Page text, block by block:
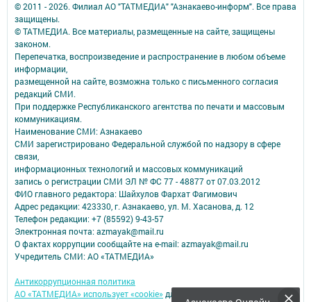
© 2011 - 2026. Филиал АО "ТАТМЕДИА" "Азнакаево-информ". Все права
защищены.
© ТАТМЕДИА. Все материалы, размещенные на сайте, защищены
законом.
Перепечатка, воспроизведение и распространение в любом объеме
информации,
размещенной на сайте, возможна только с письменного согласия
редакций СМИ.
При поддержке Республиканского агентства по печати и массовым
коммуникациям.
Наименование СМИ: Азнакаево
СМИ зарегистрировано Федеральной службой по надзору в сфере
связи,
информационных технологий и массовых коммуникаций
запись о регистрации СМИ ЭЛ № ФС 77 - 48877 от 07.03.2012
ФИО главного редактора: Шайхулов Фархат Фагимович
Адрес редакции: 423330, г. Азнакаево, ул. М. Хасанова, д. 12
Телефон редакции: +7 (85592) 9-43-57
Электронная почта: azmayak@mail.ru
О фактах коррупции сообщайте на e-mail: azmayak@mail.ru
Учредитель СМИ: АО «ТАТМЕДИА»
Антикоррупционная политика
АО «ТАТМЕДИА» использует «cookie»для персонализации сервисов и